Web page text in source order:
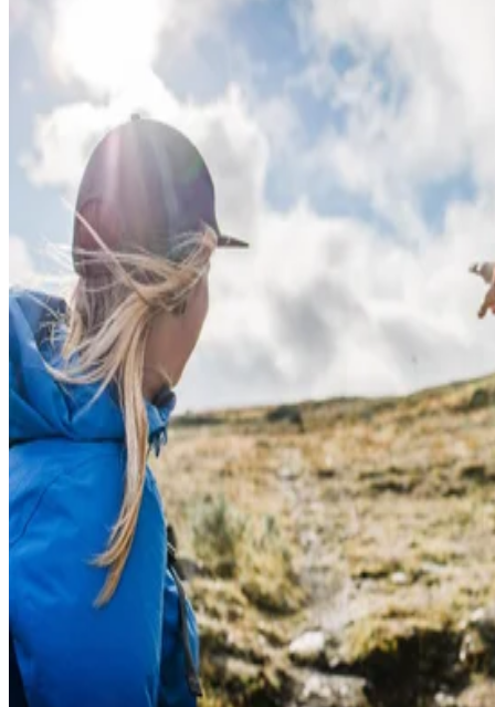
Trollsjön, Rallarkyrkogården, or Låktatjåkkastugan, or head off to
another exciting destination you’d like to discover together. For
booking inquiries, please contact
Available: Upon request, June 29th-October 3rd 2026
Time spent:About 8 hours
Meeting point:Outside the sports shop in Björkliden
Number of participants: 1-8 people
Price: 6 250 SEK per guide up to 8 people
Included: Guide
Other:
Please observe that the price includes to the guide only.
Depending on the activity, additional costs may apply for necessary
equipment
Looking for a shorter day? Check out our Half day adventure with a
private guide!